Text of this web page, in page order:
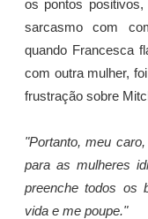
os pontos
sarcasmo com
quando Francesca
com outra mulher,
frustração sobre
"Portanto, meu
para as mulheres
preenche todos os
vida e me poupe."